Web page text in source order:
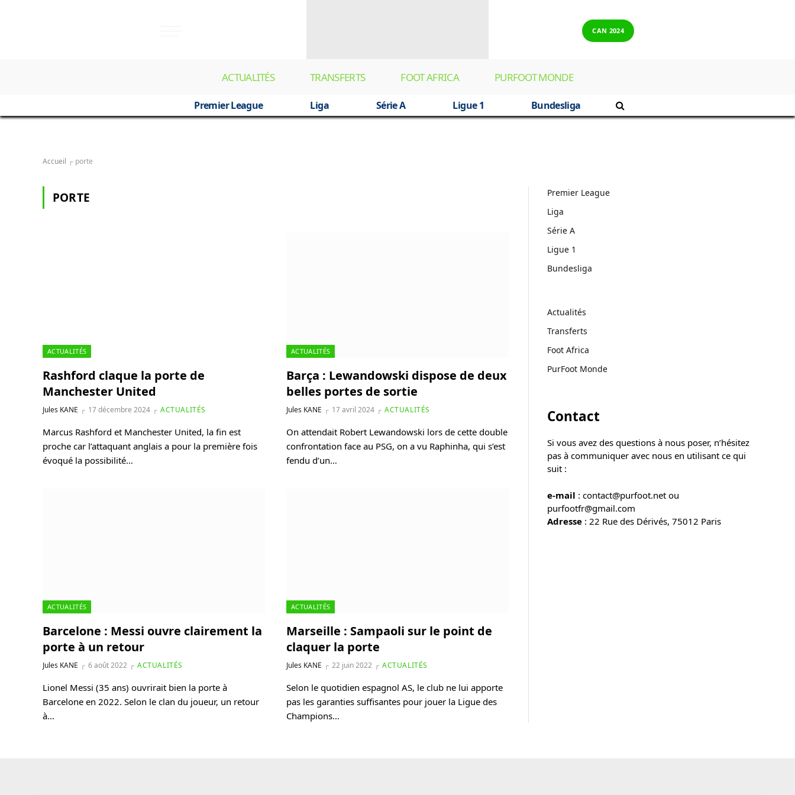
CAN 2024
ACTUALITÉS TRANSFERTS FOOT AFRICA PURFOOT MONDE
Premier League Liga Série A Ligue 1 Bundesliga
Accueil ┌ porte
PORTE
ACTUALITÉS
Rashford claque la porte de
Manchester United
Jules KANE 17 décembre 2024 ACTUALITÉS
Marcus Rashford et Manchester United, la fin est
proche car l’attaquant anglais a pour la première fois
évoqué la possibilité…
ACTUALITÉS
Barça : Lewandowski dispose de deux
belles portes de sortie
Jules KANE 17 avril 2024 ACTUALITÉS
On attendait Robert Lewandowski lors de cette double
confrontation face au PSG, on a vu Raphinha, qui s’est
fendu d’un…
ACTUALITÉS
Barcelone : Messi ouvre clairement la
porte à un retour
Jules KANE 6 août 2022 ACTUALITÉS
Lionel Messi (35 ans) ouvrirait bien la porte à
Barcelone en 2022. Selon le clan du joueur, un retour
à…
ACTUALITÉS
Marseille : Sampaoli sur le point de
claquer la porte
Jules KANE 22 juin 2022 ACTUALITÉS
Selon le quotidien espagnol AS, le club ne lui apporte
pas les garanties suffisantes pour jouer la Ligue des
Champions…
Premier League
Liga
Série A
Ligue 1
Bundesliga
Actualités
Transferts
Foot Africa
PurFoot Monde
Contact
Si vous avez des questions à nous poser, n’hésitez
pas à communiquer avec nous en utilisant ce qui
suit :
e-mail : contact@purfoot.net ou
purfootfr@gmail.com
Adresse : 22 Rue des Dérivés, 75012 Paris